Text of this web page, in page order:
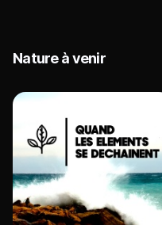
Nature à venir